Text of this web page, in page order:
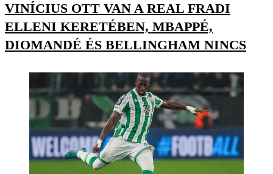
VINÍCIUS OTT VAN A REAL FRADI
ELLENI KERETÉBEN, MBAPPÉ,
DIOMANDÉ ÉS BELLINGHAM NINCS